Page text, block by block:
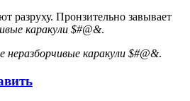
разруху. Пронзительно завывает
каракули $#@&.
неразборчивые каракули $#@&.